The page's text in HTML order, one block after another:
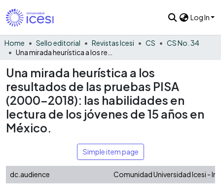
Log In
Home Sello editorial Revistas Icesi CS
CS No. 34
Una mirada heurística a los
resultados de las pruebas PISA
(2000-2018): las habilidades en
lectura de los jóvenes de 15 años en
México.
Simple item page
dc.audience
Comunidad Universidad Icesi -